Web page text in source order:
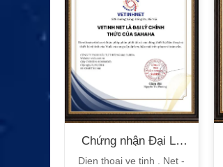
Chứng nhận Đại Lý
Sahaha
Dien thoai ve tinh . Net -